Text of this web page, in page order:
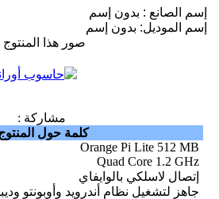
إسم الصانع : بدون إسم
إسم الموديل: بدون إسم
صور هذا المنتوج
مشاركة :
كلمة حول
Orange Pi Lite 512 MB
Quad Core 1.2 GHz
إتصال لاسلكي بالوايفاي
جاهز لتشغيل نظام أندرويد وأوبونتو